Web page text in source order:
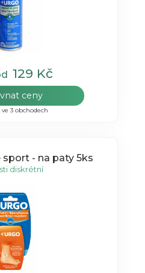
129 Kč
ceny
3 obchodech
sport - na paty 5ks
diskrétní